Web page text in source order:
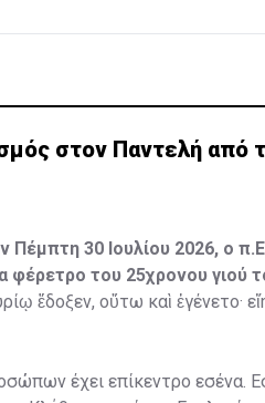
στον Παντελή από
30 Ιουλίου 2026, ο
φέρετρο του 25χρονου γιού
ἔδοξεν, οὕτω καὶ ἐγένετο·
έχει επίκεντρο εσένα.